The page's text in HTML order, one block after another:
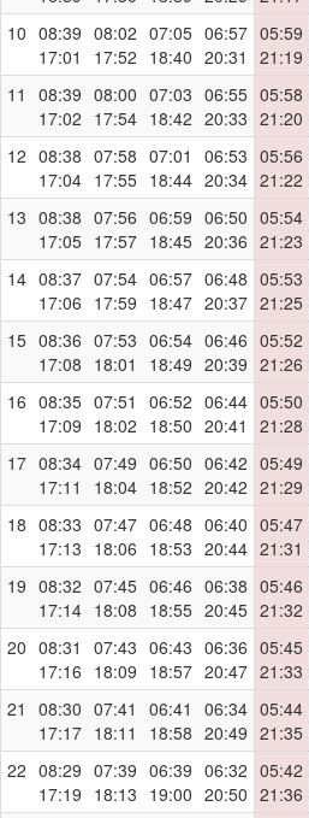
10 08:39
17:01
08:02
17:52
07:05
18:40
06:57
20:31
05:59
21:19
11
08:39
17:02
08:00
17:54
07:03
18:42
06:55
20:33
05:58
21:20
12 08:38
17:04
07:58
17:55
07:01
18:44
06:53
20:34
05:56
21:22
13 08:38
17:05
07:56
17:57
06:59
18:45
06:50
20:36
05:54
21:23
14 08:37
17:06
07:54
17:59
06:57
18:47
06:48
20:37
05:53
21:25
15 08:36
17:08
07:53
18:01
06:54
18:49
06:46
20:39
05:52
21:26
16 08:35
17:09
07:51
18:02
06:52
18:50
06:44
20:41
05:50
21:28
17 08:34
17:11
07:49
18:04
06:50
18:52
06:42
20:42
05:49
21:29
18 08:33
17:13
07:47
18:06
06:48
18:53
06:40
20:44
05:47
21:31
19 08:32
17:14
07:45
18:08
06:46
18:55
06:38
20:45
05:46
21:32
20 08:31
17:16
07:43
18:09
06:43
18:57
06:36
20:47
05:45
21:33
21
08:30
17:17
07:41
18:11
06:41
18:58
06:34
20:49
05:44
21:35
22 08:29
17:19
07:39
18:13
06:39
19:00
06:32
20:50
05:42
21:36